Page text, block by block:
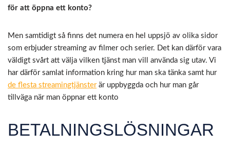
för att öppna ett konto?
Men samtidigt så finns det numera en hel uppsjö av olika sidor
som erbjuder streaming av filmer och serier. Det kan därför vara
väldigt svårt att välja vilken tjänst man vill använda sig utav. Vi
har därför samlat information kring hur man ska tänka samt hur
de flesta streamingtjänsterär uppbyggda och hur man går
tillväga när man öppnar ett konto
BETALNINGSLÖSNINGAR